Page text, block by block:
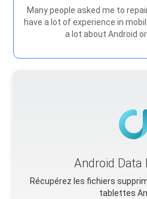
Many people asked me to
have a lot of experience in
a lot about Android
Android Data
Récupérez les fichiers
tablettes